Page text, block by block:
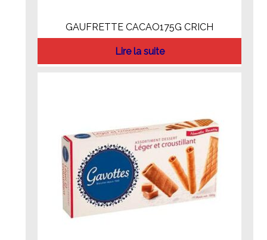
GAUFRETTE CACAO175G CRICH
Lire la suite